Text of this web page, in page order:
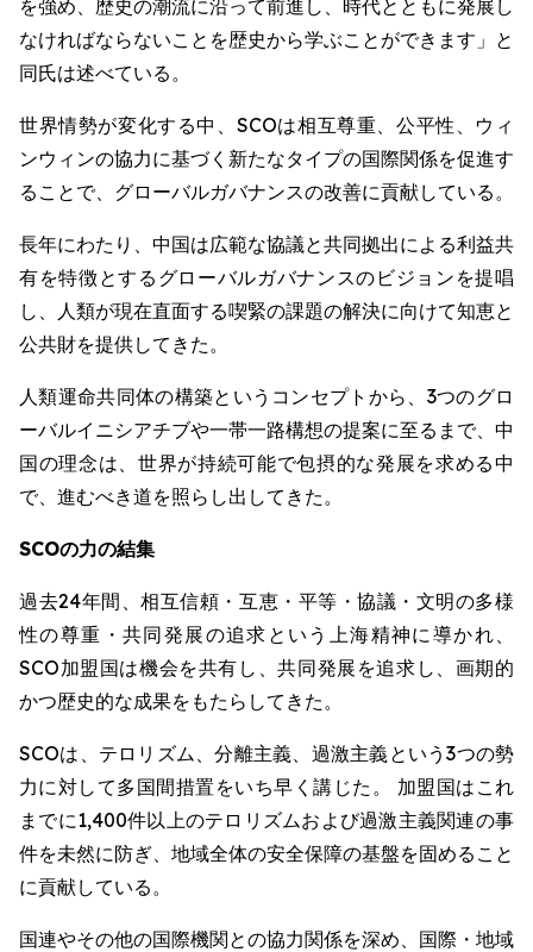
を強め、歴史の潮流に沿って前進し、時代とともに発展し
なければならないことを歴史から学ぶことができます」と
同氏は述べている。
世界情勢が変化する中、SCOは相互尊重、公平性、ウィ
ンウィンの協力に基づく新たなタイプの国際関係を促進す
ることで、グローバルガバナンスの改善に貢献している。
長年にわたり、中国は広範な協議と共同拠出による利益共
有を特徴とするグローバルガバナンスのビジョンを提唱
し、人類が現在直面する喫緊の課題の解決に向けて知恵と
公共財を提供してきた。
人類運命共同体の構築というコンセプトから、3つのグロ
ーバルイニシアチブや一帯一路構想の提案に至るまで、中
国の理念は、世界が持続可能で包摂的な発展を求める中
で、進むべき道を照らし出してきた。
SCOの力の結集
過去24年間、相互信頼・互恵・平等・協議・文明の多様
性の尊重・共同発展の追求という上海精神に導かれ、
SCO加盟国は機会を共有し、共同発展を追求し、画期的
かつ歴史的な成果をもたらしてきた。
SCOは、テロリズム、分離主義、過激主義という3つの勢
力に対して多国間措置をいち早く講じた。 加盟国はこれ
までに1,400件以上のテロリズムおよび過激主義関連の事
件を未然に防ぎ、地域全体の安全保障の基盤を固めること
に貢献している。
国連やその他の国際機関との協力関係を深め、国際・地域